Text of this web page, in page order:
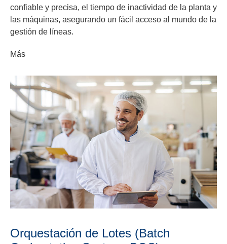
confiable y precisa, el tiempo de inactividad de la planta y
las máquinas, asegurando un fácil acceso al mundo de la
gestión de líneas.
Más
Orquestación de Lotes (Batch